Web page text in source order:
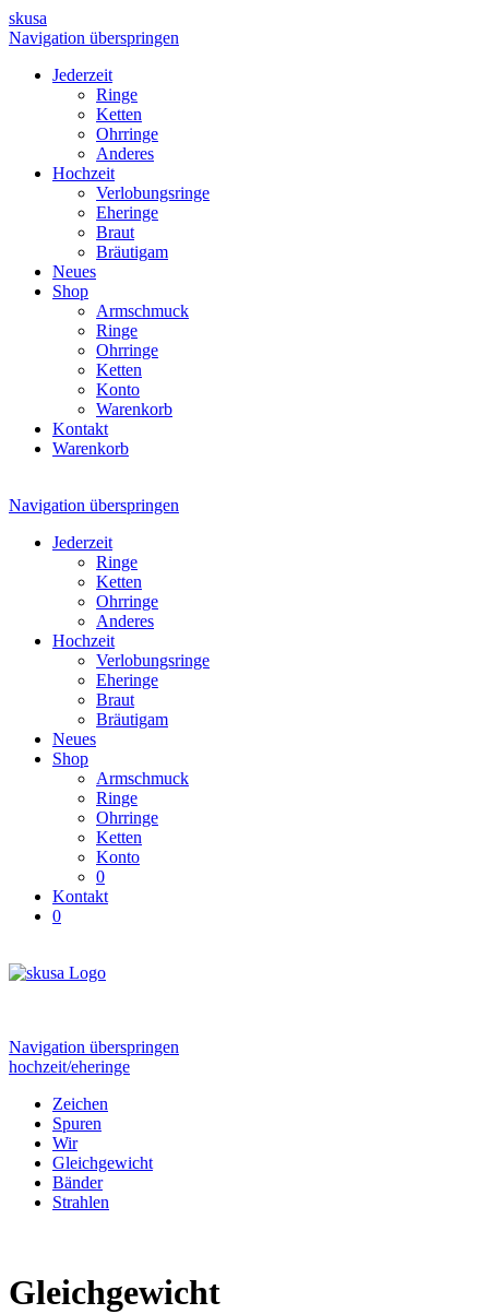
skusa
Navigation überspringen
Jederzeit
Ringe
Ketten
Ohrringe
Anderes
Hochzeit
Verlobungsringe
Eheringe
Braut
Bräutigam
Neues
Shop
Armschmuck
Ringe
Ohrringe
Ketten
Konto
Warenkorb
Kontakt
Warenkorb
Navigation überspringen
Jederzeit
Ringe
Ketten
Ohrringe
Anderes
Hochzeit
Verlobungsringe
Eheringe
Braut
Bräutigam
Neues
Shop
Armschmuck
Ringe
Ohrringe
Ketten
Konto
0
Kontakt
0
Navigation überspringen
hochzeit/eheringe
Zeichen
Spuren
Wir
Gleichgewicht
Bänder
Strahlen
Gleichgewicht